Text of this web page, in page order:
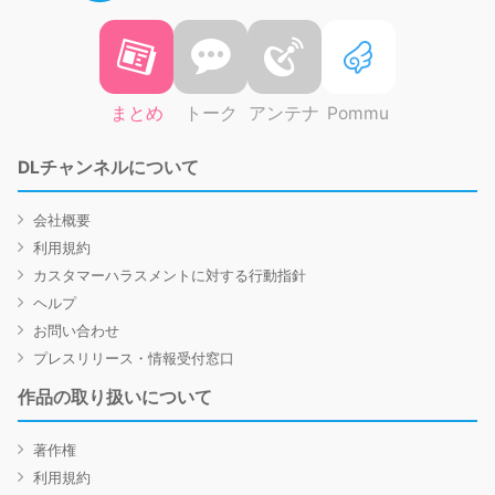
まとめ トーク アンテナ Pommu
DLチャンネルについて
会社概要
利用規約
カスタマーハラスメントに対する行動指針
ヘルプ
お問い合わせ
プレスリリース・情報受付窓口
作品の取り扱いについて
著作権
利用規約